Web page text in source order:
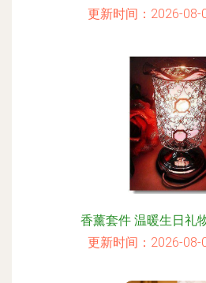
更新时间：2026-08-
香薰套件 温暖生日礼
更新时间：2026-08-